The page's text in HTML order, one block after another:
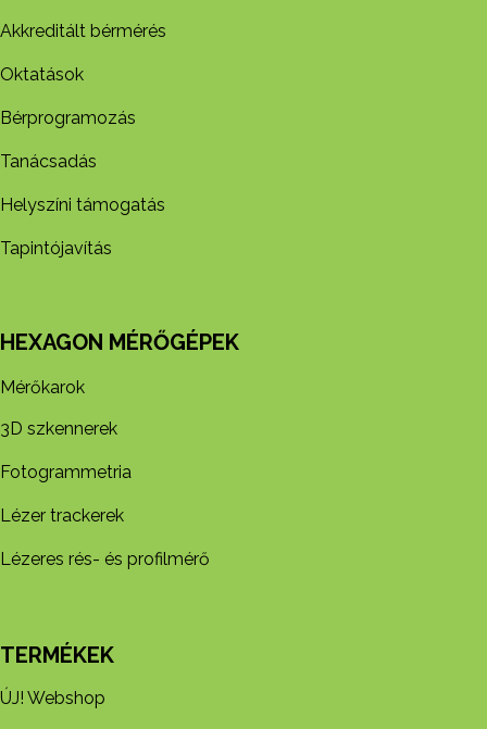
Akkreditált bérmérés
Oktatások
Bérprogramozás
Tanácsadás
Helyszíni támogatás
Tapintójavítás
HEXAGON MÉRŐGÉPEK
Mérőkarok
3D szkennerek
Fotogrammetria
Lézer trackerek
Lézeres rés- és profilmérő
TERMÉKEK
ÚJ! Webshop